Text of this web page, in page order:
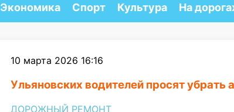
Экономика Спорт Культура На
10 марта 2026 16:16
Ульяновских водителей просят убрать
ДОРОЖНЫЙ РЕМОНТ